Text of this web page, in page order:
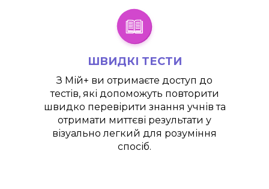
ШВИДКІ ТЕСТИ
З Мій+ ви отримаєте доступ до
тестів, які допоможуть повторити
швидко перевірити знання учнів та
отримати миттєві результати у
візуально легкий для розуміння
спосіб.